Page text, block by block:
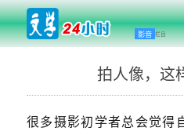
影音 栏目
拍人像，这
很多摄影初学者总会觉得